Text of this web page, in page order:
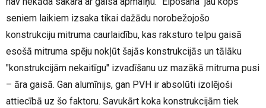
seniem laikiem izsaka tikai dažādu norobežojošo
konstrukciju mitruma caurlaidību, kas raksturo telpu gaisā
esošā mitruma spēju nokļūt šajās konstrukcijās un tālāku
"konstrukcijām nekaitīgu" izvadīšanu uz mazākā mitruma pusi
– āra gaisā. Gan alumīnijs, gan PVH ir absolūti izolējoši
attiecībā uz šo faktoru. Savukārt koka konstrukcijām tiek